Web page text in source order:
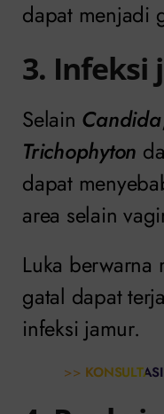
dapat menjadi
3. Infeksi
Selain Candida
Trichophyton
dapat
area selain
Luka berwarna
gatal dapat
infeksi jamur.
>>